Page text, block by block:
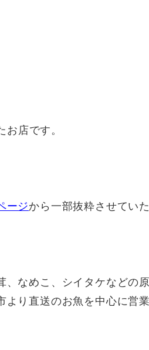
店です。
ージから一部抜粋させてい
、なめこ、シイタケなどの
より直送のお魚を中心に営業